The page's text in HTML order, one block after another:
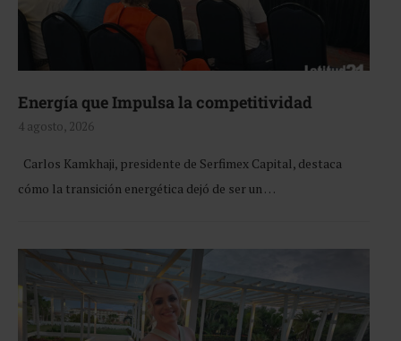
Energía que Impulsa la competitividad
4 agosto, 2026
Carlos Kamkhaji, presidente de Serfimex Capital, destaca
cómo la transición energética dejó de ser un …